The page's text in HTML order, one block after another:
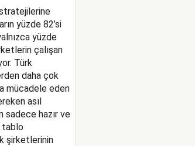
yüzde 82’si
yüzde
çalışan
Türk
daha çok
mücadele eden
asıl
sadece hazır ve
tablo
şirketlerinin